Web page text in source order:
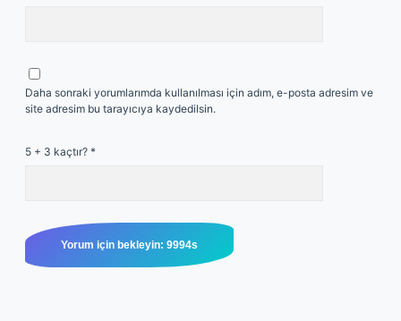
Daha sonraki yorumlarımda kullanılması için adım, e-posta adresim ve
site adresim bu tarayıcıya kaydedilsin.
5 + 3 kaçtır? *